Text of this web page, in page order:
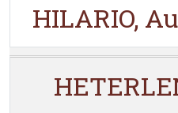
HILARIO,